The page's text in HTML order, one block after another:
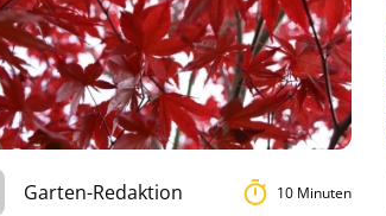
Garten-Redaktion 10 Minuten